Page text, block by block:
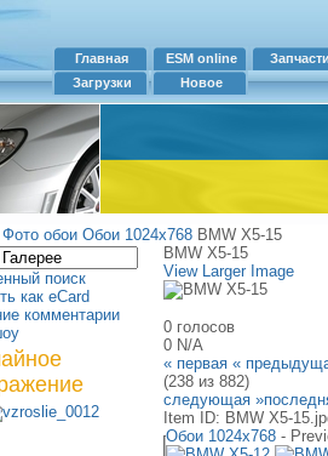
Главная ESM online
Загрузки
Новое
Фото обои Обои 1024х768 BMW X5-15
поиск
как eCard
комментарии
BMW X5-15
View Larger Image
0 голосов
0 N/A
« первая «
(238 из 882)
следующая »
Item ID: BMW X5-
Обои 1024х768 -